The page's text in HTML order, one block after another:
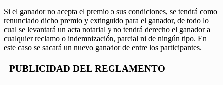
Si el ganador no acepta el premio o sus condiciones, se tendrá como
renunciado dicho premio y extinguido para el ganador, de todo lo
cual se levantará un acta notarial y no tendrá derecho el ganador a
cualquier reclamo o indemnización, parcial ni de ningún tipo. En
este caso se sacará un nuevo ganador de entre los participantes.
PUBLICIDAD DEL REGLAMENTO